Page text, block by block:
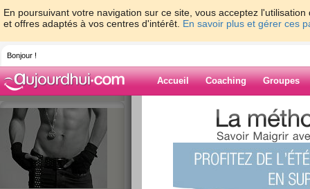
En poursuivant votre navigation sur ce site, vous acceptez
et offres adaptés à vos centres d'intérêt. En savoir plus et gérer ces
Bonjour !
Accueil Coaching Groupes
>
Blog de